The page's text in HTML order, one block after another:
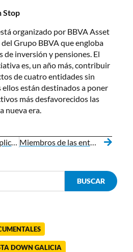
Stop
organizado por BBVA Asset
Grupo BBVA que engloba
de inversión y pensiones. El
es, un año más, contribuir
de cuatro entidades sin
ellos están destinados a poner
más desfavorecidos las
nueva era.
Miembros de las entidades Down en Galicia reciben un diploma por su participación en las acciones formativas de la Federación
DOWN GALICIA